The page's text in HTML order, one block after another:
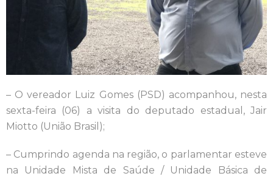
– O vereador Luiz Gomes (PSD) acompanhou, nesta
sexta-feira (06) a visita do deputado estadual, Jair
Miotto (União Brasil);
– Cumprindo agenda na região, o parlamentar esteve
na Unidade Mista de Saúde / Unidade Básica de